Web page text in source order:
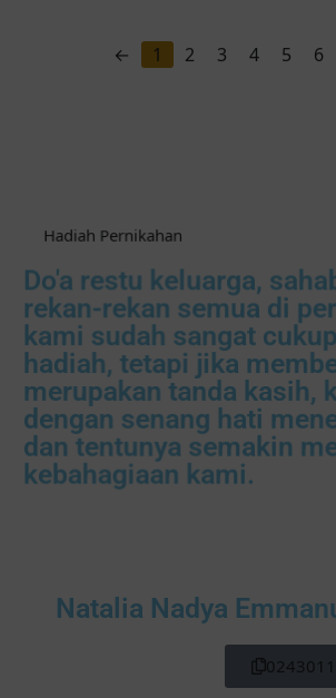
1 2 3 4 5 6
Hadiah Pernikahan
Do'a restu keluarga,
rekan-rekan semua di
kami sudah sangat
hadiah, tetapi jika
merupakan tanda kasih,
dengan senang hati
dan tentunya semakin
kebahagiaan kami.
Natalia Nadya